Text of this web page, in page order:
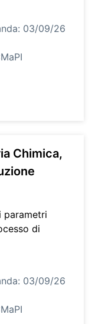
03/09/26
Chimica,
parametri
di
03/09/26